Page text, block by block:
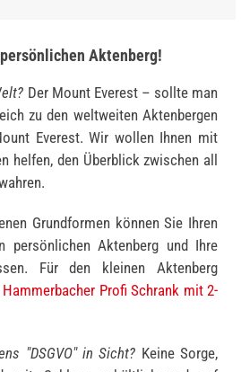
Aktenberg!
Der Mount Everest – sollte man
zu den weltweiten Akten­bergen
Everest. Wir wollen Ihnen mit
helfen, den Überblick zwischen all
Grundformen können Sie Ihren
persönlichen Aktenberg und Ihre
Für den kleinen Aktenberg
Hammerbacher Profi Schrank mit 2-
"DSGVO" in Sicht? Keine Sorge,